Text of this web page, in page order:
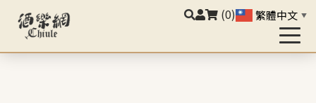
(0) 繁體中文 ▼